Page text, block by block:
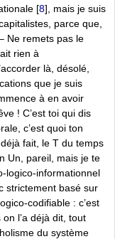
[8] , mais je suis
parce que,
Ne remets pas le
rien à
là, désolé,
que je suis
à en avoir
! C’est toi qui dis
c’est quoi ton
fait, le T du temps
Un, pareil, mais je te
logico-informationnel
strictement basé sur
codifiable : c’est
l’a déjà dit, tout
du système